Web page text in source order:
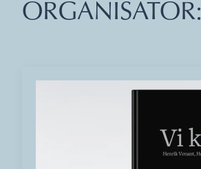
ORGANISATÖR: